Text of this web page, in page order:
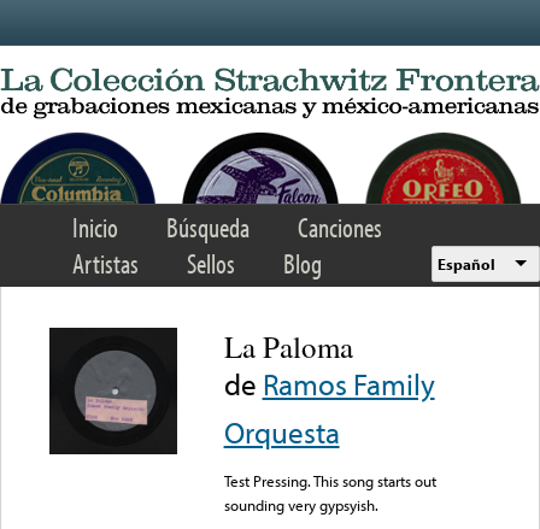
Inicio Búsqueda
Canciones
Artistas
Sellos Blog Español
La Paloma
de Ramos Family
Orquesta
Test Pressing. This song starts out
sounding very gypsyish.